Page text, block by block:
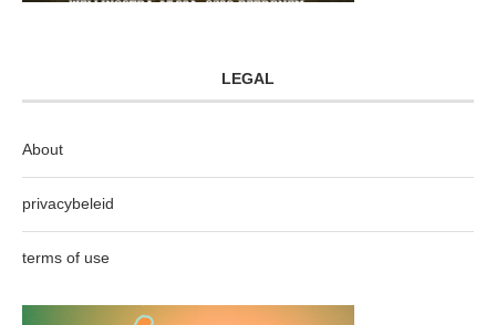
LEGAL
About
privacybeleid
terms of use